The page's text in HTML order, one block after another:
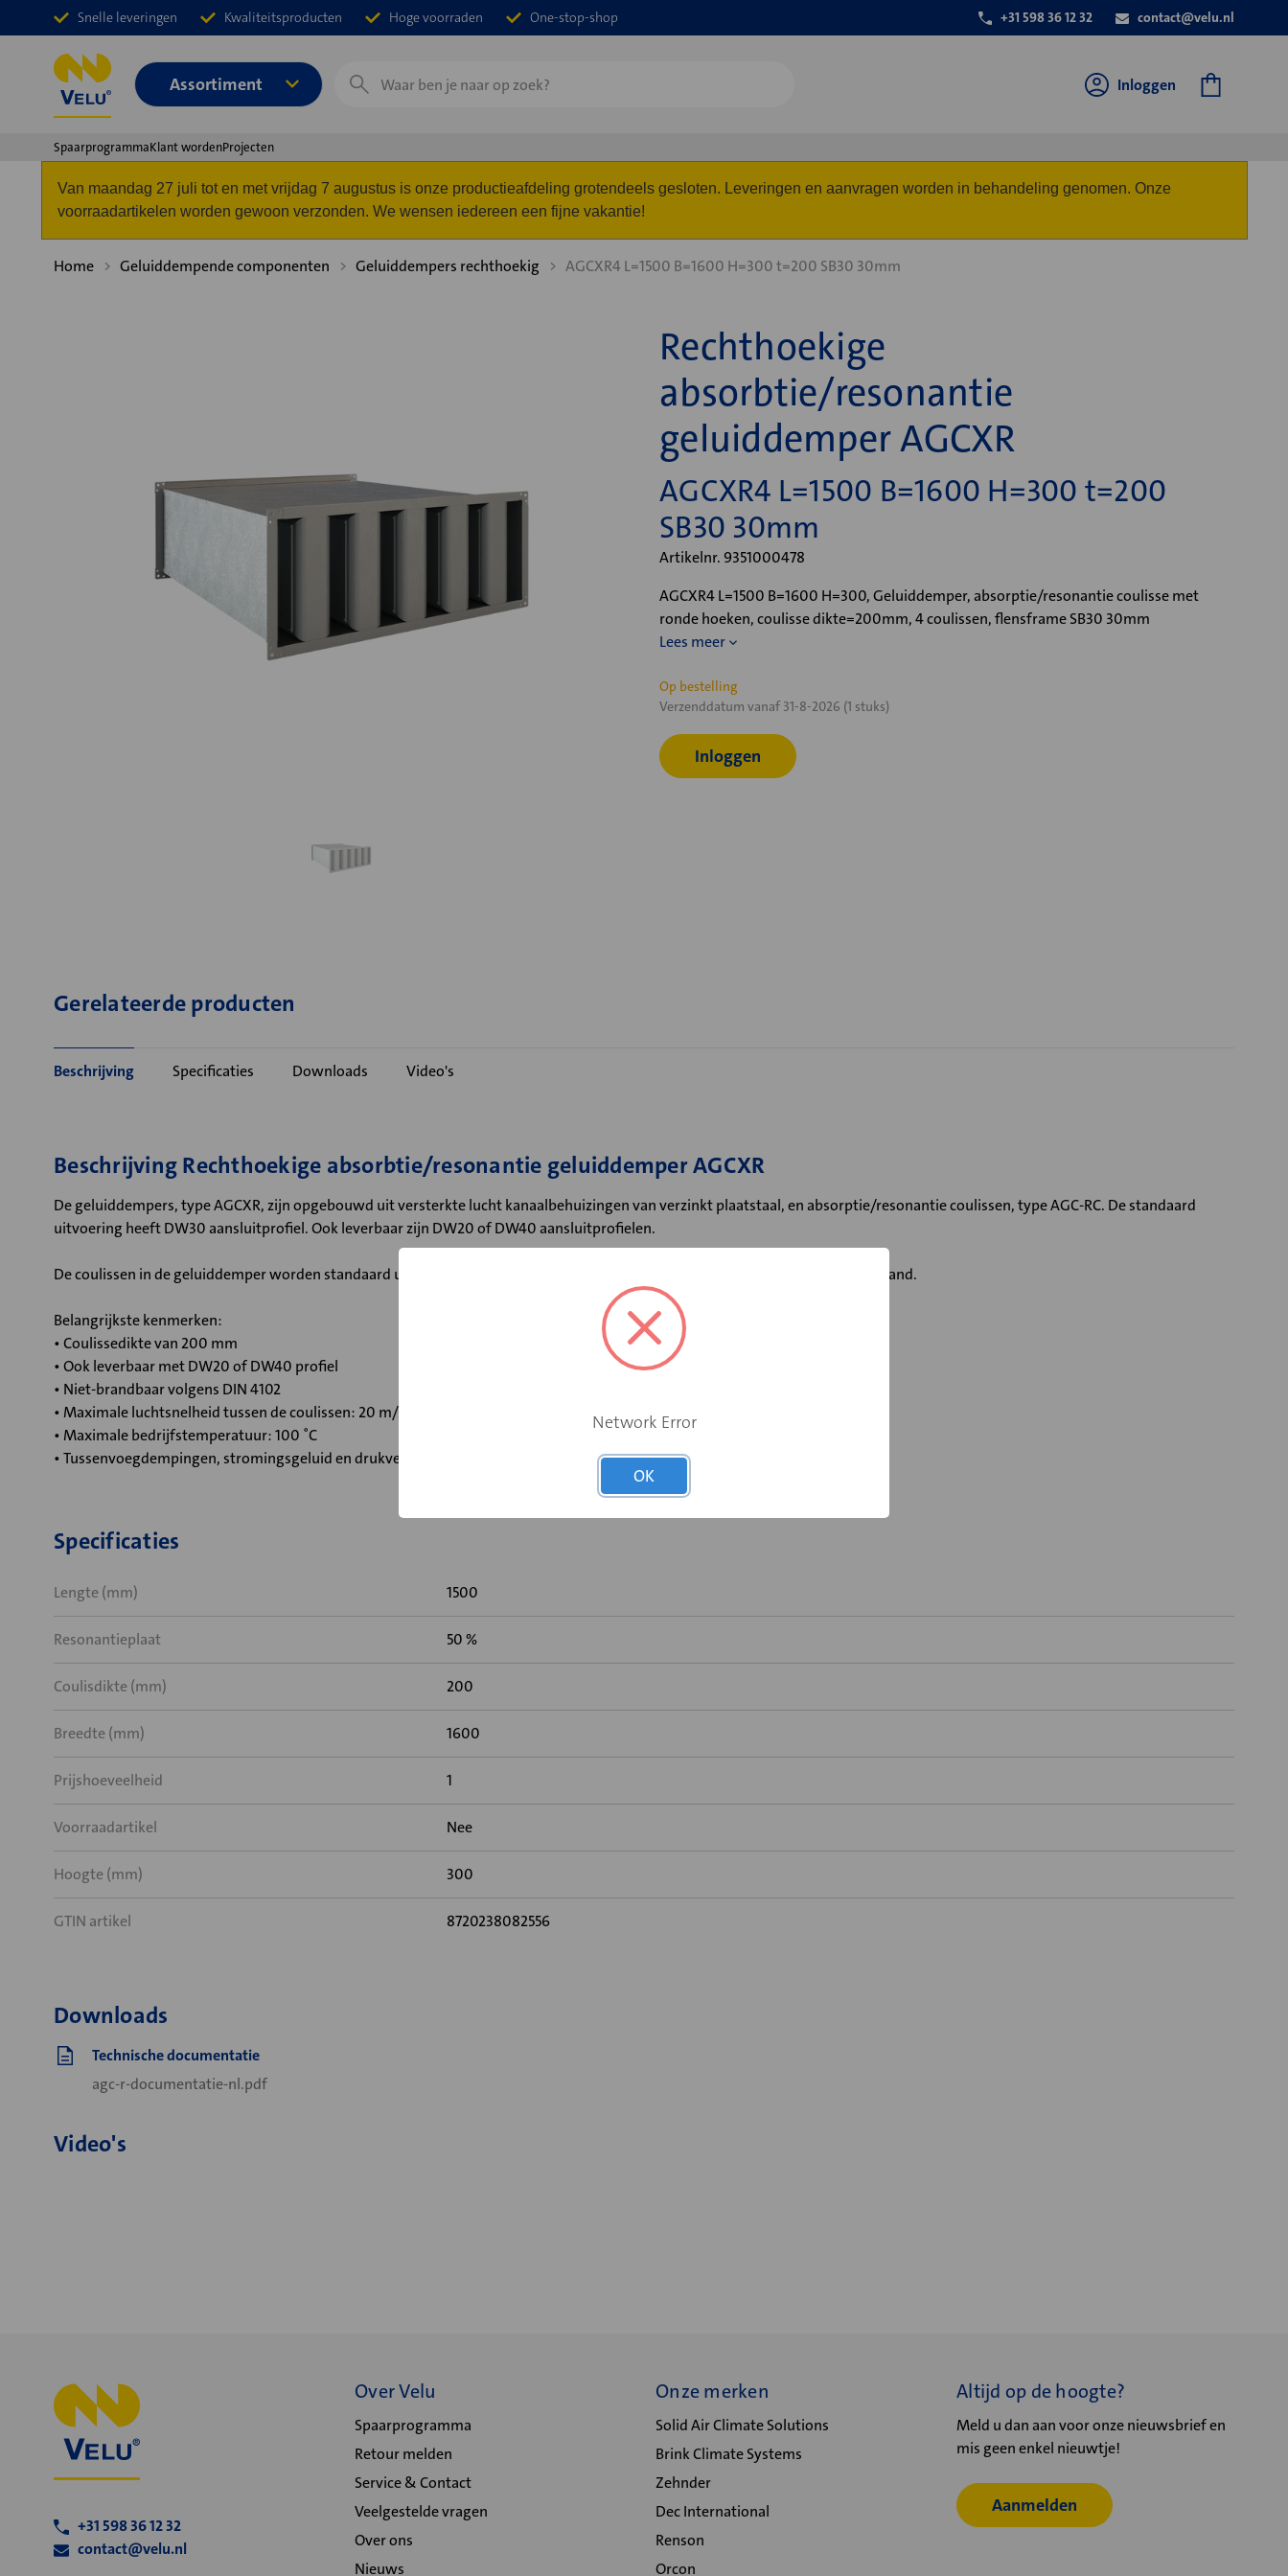
Snelle leveringen Kwaliteitsproducten Hoge voorraden One-stop-shop +31 598 36 12 32 contact@velu.nl
Assortiment
Zoeken
Inloggen
SpaarprogrammaKlant wordenProjecten
Van maandag 27 juli tot en met vrijdag 7 augustus is onze productieafdeling grotendeels gesloten. Leveringen en aanvragen worden in behandeling genomen. Onze
voorraadartikelen worden gewoon verzonden. We wensen iedereen een fijne vakantie!
Home Geluiddempende componenten Geluiddempers rechthoekig AGCXR4 L=1500 B=1600 H=300 t=200 SB30 30mm
Rechthoekige
absorbtie/resonantie
geluiddemper AGCXR
AGCXR4 L=1500 B=1600 H=300 t=200
SB30 30mm
Artikelnr. 9351000478
AGCXR4 L=1500 B=1600 H=300, Geluiddemper, absorptie/resonantie coulisse met
ronde hoeken, coulisse dikte=200mm, 4 coulissen, flensframe SB30 30mm
Lees meer
Huidige
voorraad:
Op bestelling
Verzenddatum vanaf 31-8-2026 (1 stuks)
Inloggen
Gerelateerde producten
Beschrijving Specificaties Downloads Video's
Beschrijving Rechthoekige absorbtie/resonantie geluiddemper AGCXR
De geluiddempers, type AGCXR, zijn opgebouwd uit versterkte lucht kanaalbehuizingen van verzinkt plaatstaal, en absorptie/resonantie coulissen, type AGC-RC. De standaard
uitvoering heeft DW30 aansluitprofiel. Ook leverbaar zijn DW20 of DW40 aansluitprofielen.
De coulissen in de geluiddemper worden standaard uitgevoerd met afgeronde hoek in verband met minimale stromingsweerstand.
Belangrijkste kenmerken:
• Coulissedikte van 200 mm
• Ook leverbaar met DW20 of DW40 profiel
• Niet-brandbaar volgens DIN 4102
• Maximale luchtsnelheid tussen de coulissen: 20 m/s
• Maximale bedrijfstemperatuur: 100 ˚C
• Tussenvoegdempingen, stromingsgeluid en drukverlies gemeten volgens DIN 45646 (ISO 7235)
Specificaties
Lengte (mm) 1500
Resonantieplaat 50 %
Coulisdikte (mm) 200
Breedte (mm) 1600
Prijshoeveelheid 1
Voorraadartikel Nee
Hoogte (mm) 300
GTIN artikel 8720238082556
Downloads
Technische documentatie
agc-r-documentatie-nl.pdf
Video's
+31 598 36 12 32
contact@velu.nl
Over Velu
Spaarprogramma
Retour melden
Service & Contact
Veelgestelde vragen
Over ons
Nieuws
Onze merken
Solid Air Climate Solutions
Brink Climate Systems
Zehnder
Dec International
Renson
Orcon
Altijd op de hoogte?
Meld u dan aan voor onze nieuwsbrief en
mis geen enkel nieuwtje!
Aanmelden
Network Error
OK